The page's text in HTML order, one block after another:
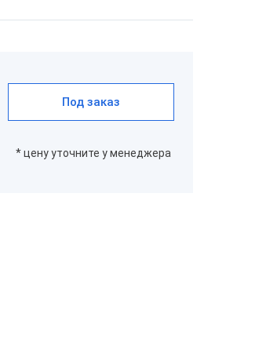
Под заказ
* цену уточните у менеджера